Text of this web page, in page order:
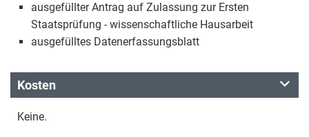
ausgefüllter Antrag auf Zulassung zur Ersten
Staatsprüfung - wissenschaftliche Hausarbeit
ausgefülltes Datenerfassungsblatt
Kosten
Keine.